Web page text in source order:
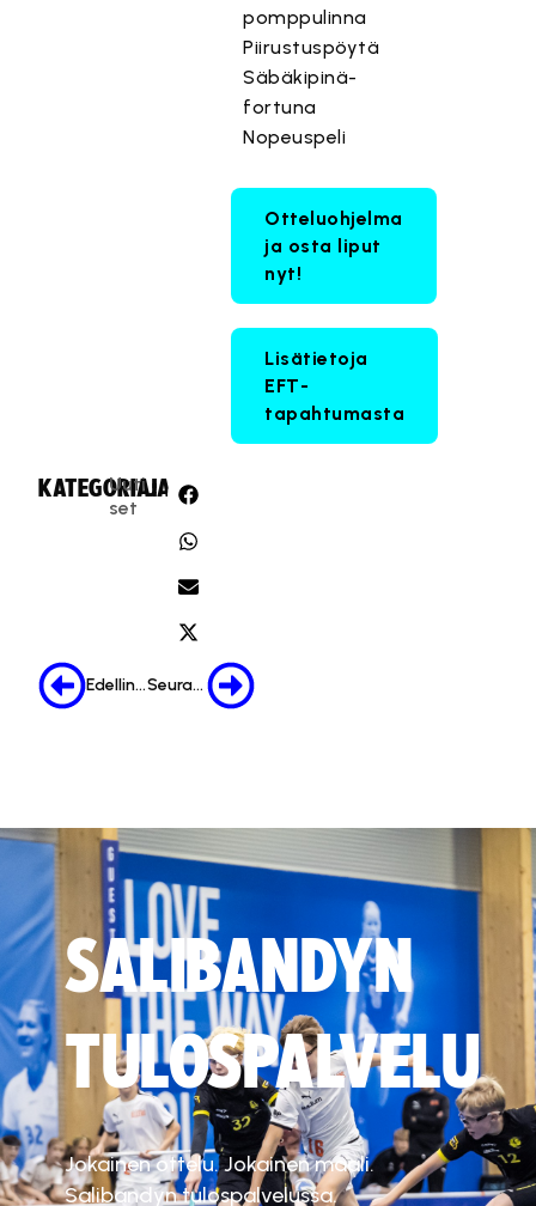
pomppulinna
Piirustuspöytä
Säbäkipinä-
fortuna
Nopeuspeli
Otteluohjelma
ja osta liput
nyt!
Lisätietoja
EFT-
tapahtumasta
KATEGORIA:
Uuti
set
JAA:
Edellinen Seuraava
SALIBANDYN
TULOSPALVELU
Jokainen ottelu. Jokainen maali.
Salibandyn tulospalvelussa.